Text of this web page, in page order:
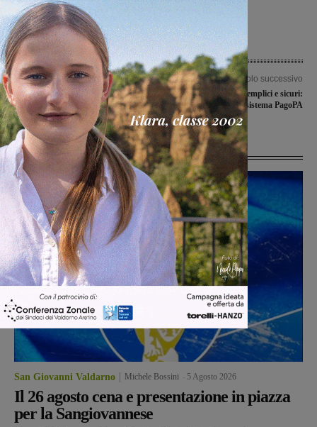
Articolo precedente
Il rapporto tra immagini e narrazione
nella cronaca giornalistica
Articolo successivo
Pagamenti elettronici semplici e sicuri:
attivo il nuovo sistema PagoPA
Ultime Notizie
San Giovanni Valdarno Michele Bossini 5 Agosto 2026
Il 26 agosto cena e presentazione in piazza
per la Sangiovannese